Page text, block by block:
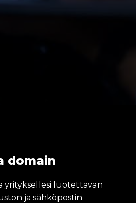
domain
yrityksellesi luotettavan
ja sähköpostin